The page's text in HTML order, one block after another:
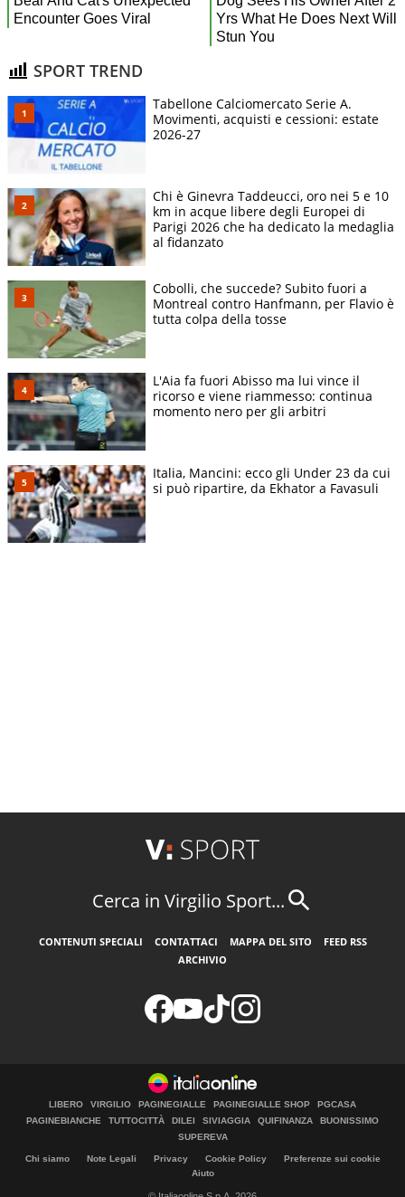
SPORT TREND
Tabellone Calciomercato Serie A.
Movimenti, acquisti e cessioni: estate
2026-27
Chi è Ginevra Taddeucci, oro nei 5 e 10
km in acque libere degli Europei di
Parigi 2026 che ha dedicato la medaglia
al fidanzato
Cobolli, che succede? Subito fuori a
Montreal contro Hanfmann, per Flavio è
tutta colpa della tosse
L'Aia fa fuori Abisso ma lui vince il
ricorso e viene riammesso: continua
momento nero per gli arbitri
Italia, Mancini: ecco gli Under 23 da cui
si può ripartire, da Ekhator a Favasuli
Cerca in Virgilio Sport...
CONTENUTI SPECIALI CONTATTACI MAPPA DEL SITO
FEED RSS
ARCHIVIO
LIBERO VIRGILIO PAGINEGIALLE PAGINEGIALLE SHOP
PGCASA
PAGINEBIANCHE
TUTTOCITTÀ DILEI SIVIAGGIA QUIFINANZA
BUONISSIMO
SUPEREVA
Chi siamo Note Legali Privacy Cookie Policy
Preferenze sui cookie
Aiuto